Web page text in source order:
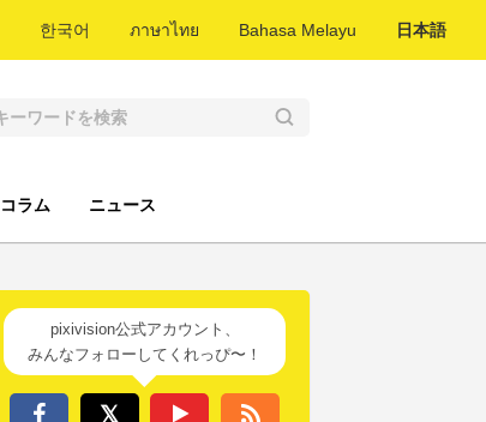
한국어 ภาษาไทย Bahasa Melayu 日本語
コラム ニュース
pixivision公式アカウント、
みんなフォローしてくれっぴ〜！